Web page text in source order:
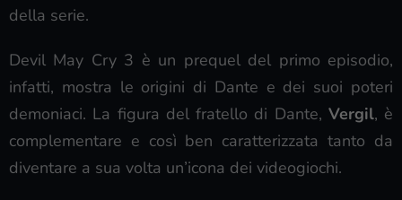
della serie.
Devil May Cry 3 è un prequel del primo episodio,
infatti, mostra le origini di Dante e dei suoi poteri
demoniaci. La figura del fratello di Dante, Vergil, è
complementare e così ben caratterizzata tanto da
diventare a sua volta un’icona dei videogiochi.